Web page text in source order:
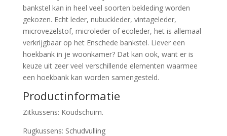
bankstel kan in heel veel soorten bekleding worden
gekozen. Echt leder, nubuckleder, vintageleder,
microvezelstof, microleder of ecoleder, het is allemaal
verkrijgbaar op het Enschede bankstel. Liever een
hoekbank in je woonkamer? Dat kan ook, want er is
keuze uit zeer veel verschillende elementen waarmee
een hoekbank kan worden samengesteld.
Productinformatie
Zitkussens: Koudschuim.
Rugkussens: Schudvulling